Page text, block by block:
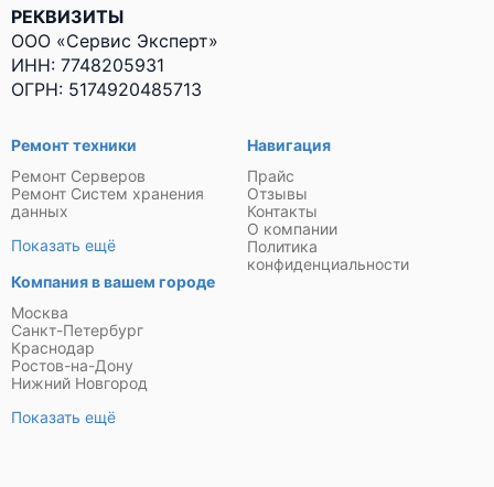
РЕКВИЗИТЫ
ООО «Сервис Эксперт»
ИНН: 7748205931
ОГРН: 5174920485713
Ремонт техники
Ремонт Серверов
Ремонт Систем хранения
данных
Показать ещё
Компания в вашем городе
Москва
Санкт-Петербург
Краснодар
Ростов-на-Дону
Нижний Новгород
Показать ещё
Навигация
Прайс
Отзывы
Контакты
О компании
Политика
конфиденциальности